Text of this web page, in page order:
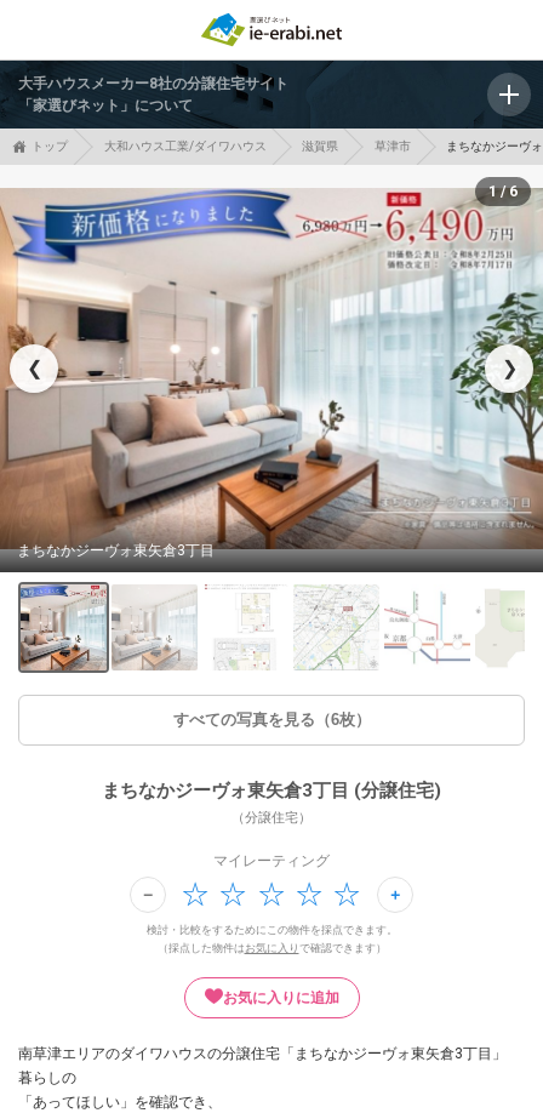
大手ハウスメーカー8社の分譲住宅サイト
「家選びネット」について
トップ 大和ハウス工業/ダイワハウス 滋賀県 草津市 まちなかジーヴ
❮
まちなかジーヴォ東矢倉3丁目
❯
1 / 6
すべての写真を見る（6枚）
まちなかジーヴォ東矢倉3丁目 (分譲住宅)
（分譲住宅）
マイレーティング
検討・比較をするためにこの物件を採点できます。
（採点した物件は お気に入り で確認できます）
お気に入りに追加
南草津エリアのダイワハウスの分譲住宅「まちなかジーヴォ東矢倉3丁目」
暮らしの
「あってほしい」を確認でき、